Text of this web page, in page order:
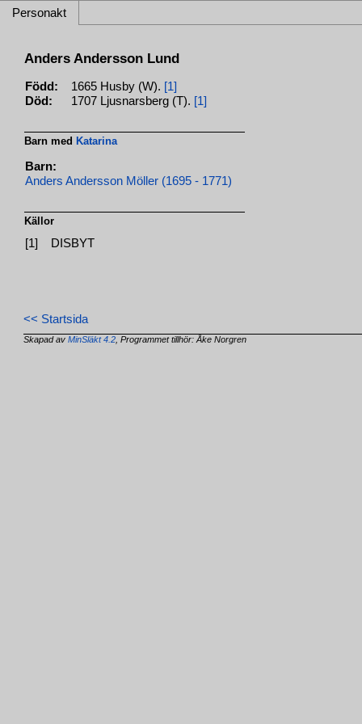
Personakt
Anders Andersson Lund
Född: 1665 Husby (W). [1]
Död:
1707 Ljusnarsberg (T). [1]
Barn med Katarina
Barn:
Anders Andersson Möller (1695 - 1771)
Källor
[1] DISBYT
<< Startsida
Skapad avMinSläkt 4.2 , Programmet tillhör: Åke Norgren